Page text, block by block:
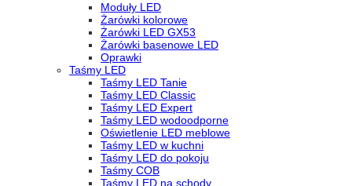
Moduły LED
Żarówki kolorowe
Żarówki LED GX53
Żarówki basenowe LED
Oprawki
Taśmy LED
Taśmy LED Tanie
Taśmy LED Classic
Taśmy LED Expert
Taśmy LED wodoodporne
Oświetlenie LED meblowe
Taśmy LED w kuchni
Taśmy LED do pokoju
Taśmy COB
Taśmy LED na schody